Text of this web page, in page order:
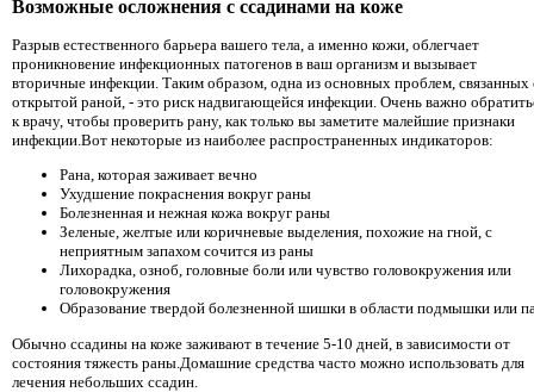
Возможные осложнения с ссадинами на коже
Разрыв естественного барьера вашего тела, а именно кожи, облегчает
проникновение инфекционных патогенов в ваш организм и вызывает
вторичные инфекции. Таким образом, одна из основных проблем, связанных
открытой раной, - это риск надвигающейся инфекции. Очень важно
к врачу, чтобы проверить рану, как только вы заметите малейшие признаки
инфекции.Вот некоторые из наиболее распространенных индикаторов:
Рана, которая заживает вечно
Ухудшение покраснения вокруг раны
Болезненная и нежная кожа вокруг раны
Зеленые, желтые или коричневые выделения, похожие на гной, с
неприятным запахом сочится из раны
Лихорадка, озноб, головные боли или чувство головокружения или
головокружения
Образование твердой болезненной шишки в области подмышки или
Обычно ссадины на коже заживают в течение 5-10 дней, в зависимости от
состояния тяжесть раны.Домашние средства часто можно использовать для
лечения небольших ссадин.